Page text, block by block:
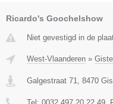
Ricardo's Goochelshow
Niet gevestigd in de
West-Vlaanderen » Gistel
Galgestraat 71 8470